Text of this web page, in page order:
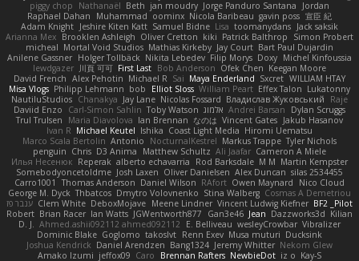
piggy chop
Nathanaël Beth jan moudry Jorge Panduro Santana
Jordan
Raphael Dahan
Muhammad oominx Nicola Baribeau gavin poss 宣臣 紀
Adam Knight Jeshire Kiten Katt Samuel Bidne Lisa toomanydans Jack saksik
Arianna Mex Brooklen Ashleigh Oliver Cretton kiki Patrick Balthrop
Simon Probert
micheal Mortal Void Studios Mathias Kirkeby Jay Court Bart Paul Dujardin
Anilene Gassner Holger Tollbäck Nikita Lebedev Filip Morys Doxy Michel Kinfoussia
lewdgazer 川頁 可可 First Last Bob Anderson Ofek Chen Keegan Moore
David French Alex Pehotin Michael R Sai Maya Enderland Sxcret WILLIAM HTAY
Misa Vlogs Philipp Lehmann bob Elliot Sloss William Peart Effex Talon Lukatonny
NautiluStudios Chanakya Jay Lane Nicolas Fossard Владислав Жуковський
Raje
Daviid Enzo
Carl-Simon Sahlin Toby Watson אלמוג Andrei Barsan
Dylan Scruggs
Trul Trulsen
Maria Diavolova Ian Brennan なのは Vincent Gates Jakub Hasanov
Ivan R Michael Keutel Ishika Coast Light Media Hiromi Uematsu
Marco Scala Bertolin Antonio NocturnalKestrel Markus Trappe Tyler Nichols
penguin Chris D3 Anima Matthew Schultz Ali Jaafar Cameron A Miele
Илья Несенюк Reperak alberto echavarria Rod Barksdale M M Martin Kempster
Somebodyoncetoldme Josh Laxen Oliver Danielsen Alex Duncan silas 2534455
Carro1001
Thomas Anderson Daniel Wilson RAfort Owen Maynard
Nico Cloud
George M. Dyck Thbatcos Dmytro Volovnenko Stina Walberg Cosmas A Demetriou
ענבר פז Clem White DeboxMojave Meene Lindner Vincent Ludwig Kiefner BF2 _Pilot
Robert Brian Racer Ian Watts JGWentworth877 Gan3e46 Jean Dazzworks3d Kilian
D. J. Ahmed.ashii092112 ahmed092112 E. Belliveau wesleyCrowbar Vibralizer
Dominic Blake Goglomo takoslvt Renn Exev Musa muturi Ducksink
Joshua Kendrick Daniel Arendzen Bang1324 Jeremy Whitter Nekom Glew
Amako Izumi jeffox09 Caro Brennan Rafters NewbieDot iz o Kay-S